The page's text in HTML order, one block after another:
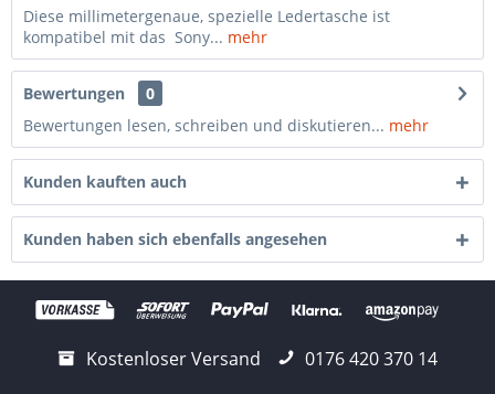
Diese millimetergenaue, spezielle Ledertasche ist
kompatibel mit das Sony... mehr
Bewertungen
0
Bewertungen lesen, schreiben und diskutieren... mehr
Kunden kauften auch
Kunden haben sich ebenfalls angesehen
Kostenloser Versand
0176 420 370 14